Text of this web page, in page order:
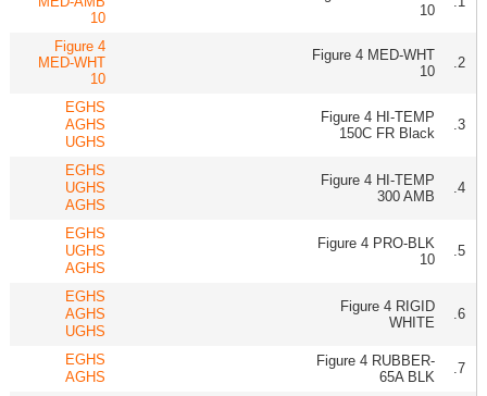
10
10
2.
Figure 4 MED-WHT
10
Figure 4
MED-WHT
10
3.
Figure 4 HI-TEMP
150C FR Black
EGHS
AGHS
UGHS
4.
Figure 4 HI-TEMP
300 AMB
EGHS
UGHS
AGHS
5.
Figure 4 PRO-BLK
10
EGHS
UGHS
AGHS
6.
Figure 4 RIGID
WHITE
EGHS
AGHS
UGHS
7.
Figure 4 RUBBER-
65A BLK
EGHS
AGHS